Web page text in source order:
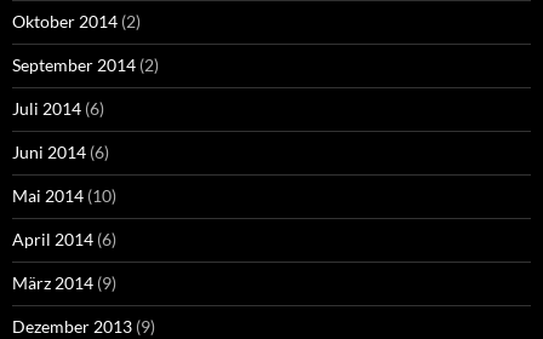
Oktober 2014 (2)
September 2014 (2)
Juli 2014 (6)
Juni 2014 (6)
Mai 2014 (10)
April 2014 (6)
März 2014 (9)
Dezember 2013 (9)